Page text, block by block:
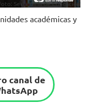
Secretaría de Educación
académicas y
canal de